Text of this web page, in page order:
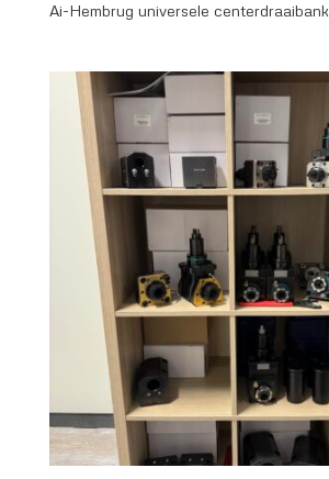
Ai-Hembrug universele centerdraaibank